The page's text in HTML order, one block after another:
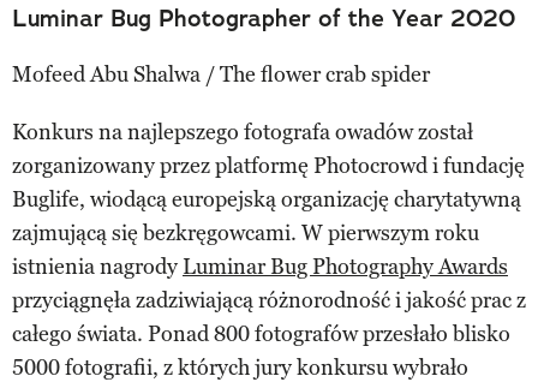
Luminar Bug Photographer of the Year 2020
Mofeed Abu Shalwa / The flower crab spider
Konkurs na najlepszego fotografa owadów został
zorganizowany przez platformę Photocrowd i fundację
Buglife, wiodącą europejską organizację charytatywną
zajmującą się bezkręgowcami. W pierwszym roku
istnienia nagrody Luminar Bug Photography Awards
przyciągnęła zadziwiającą różnorodność i jakość prac z
całego świata. Ponad 800 fotografów przesłało blisko
5000 fotografii, z których jury konkursu wybrało